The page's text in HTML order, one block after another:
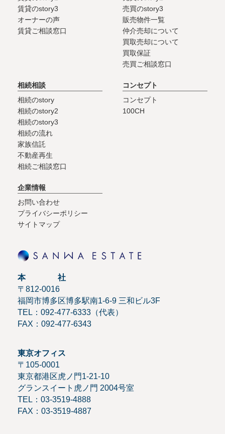
賃貸のstory3
オーナーの声
賃貸ご相談窓口
売買のstory3
販売物件一覧
仲介売却について
買取売却について
買取保証
売買ご相談窓口
相続相談
相続のstory
相続のstory2
相続のstory3
相続の流れ
家族信託
不動産再生
相続ご相談窓口
コンセプト
コンセプト
100CH
企業情報
お問い合わせ
プライバシーポリシー
サイトマップ
本 社
〒812-0016
福岡市博多区博多駅南1-6-9 三和ビル3F
TEL：092-477-6333（代表）
FAX：092-477-6343
東京オフィス
〒105-0001
東京都港区虎ノ門1-21-10
グランスイート虎ノ門 2004号室
TEL：03-3519-4888
FAX：03-3519-4887